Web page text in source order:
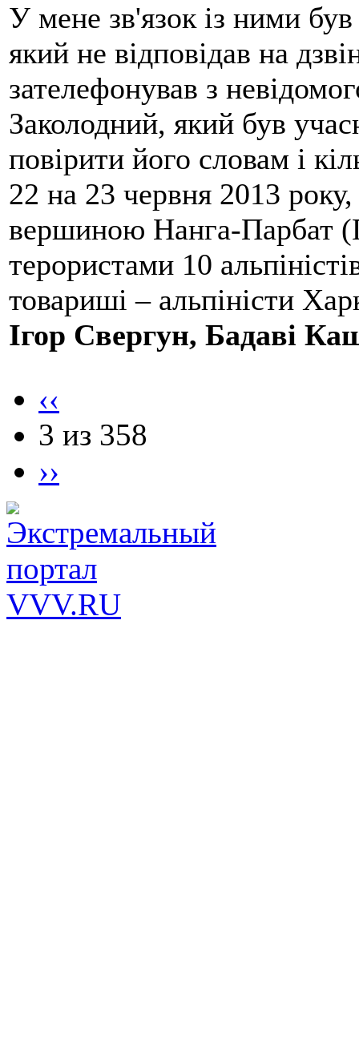
У мене зв'язок із ними
який не відповідав на
зателефонував з
Заколодний, який був
повірити його словам і
22 на 23 червня 2013
вершиною Нанга-Парбат
терористами 10
товариші – альпіністи
Ігор Свергун, Бадаві
‹‹
3 из 358
››